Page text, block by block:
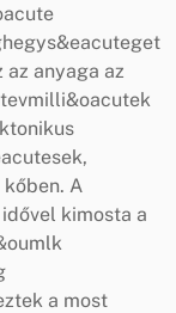
anyaga az
A
kimosta a
a most